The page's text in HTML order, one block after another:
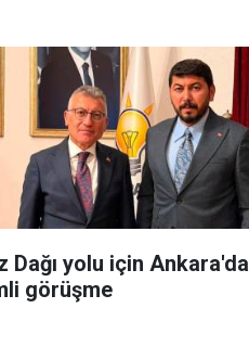
Dağı yolu için Ankara'da
görüşme